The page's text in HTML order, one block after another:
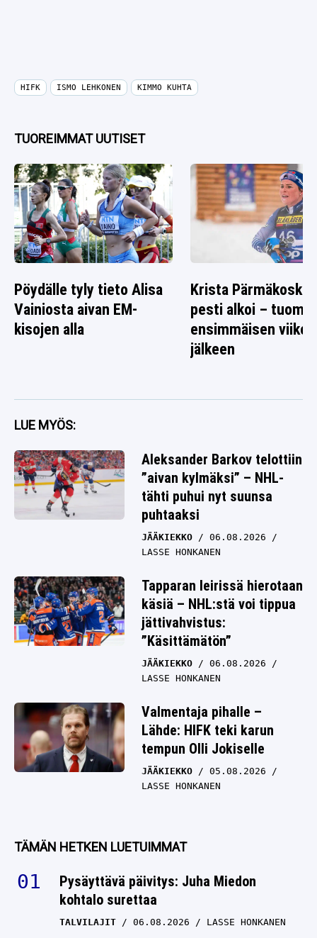
HIFK ISMO LEHKONEN KIMMO KUHTA
TUOREIMMAT UUTISET
Pöydälle tyly tieto Alisa
Vainiosta aivan EM-
kisojen alla
Krista
pesti alkoi –
ensimmäisen viikon
jälkeen
LUE MYÖS:
Aleksander Barkov telottiin
”aivan kylmäksi” – NHL-
tähti puhui nyt suunsa
puhtaaksi
JÄÄKIEKKO
06.08.2026
LASSE HONKANEN
Tapparan leirissä hierotaan
käsiä – NHL:stä voi tippua
jättivahvistus:
”Käsittämätön”
JÄÄKIEKKO
06.08.2026
LASSE HONKANEN
Valmentaja pihalle –
Lähde: HIFK teki karun
tempun Olli Jokiselle
JÄÄKIEKKO
05.08.2026
LASSE HONKANEN
TÄMÄN HETKEN LUETUIMMAT
Pysäyttävä päivitys: Juha Miedon
kohtalo surettaa
TALVILAJIT 06.08.2026 LASSE HONKANEN